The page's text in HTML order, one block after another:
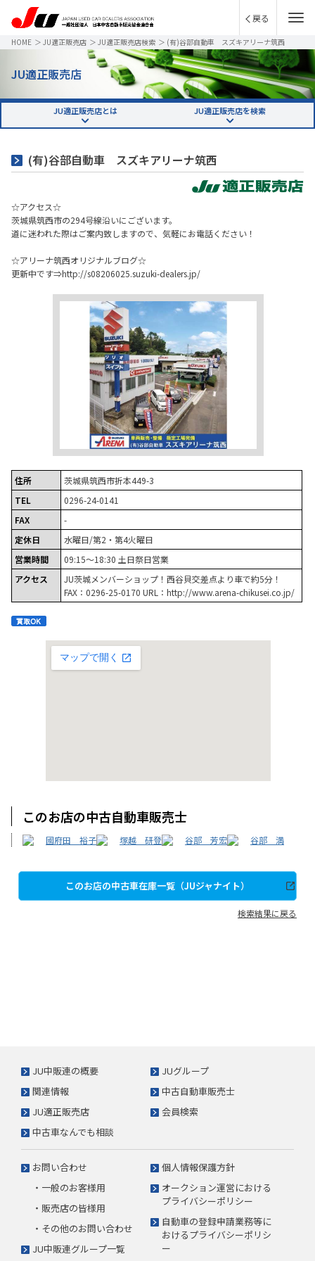
戻る
HOME ＞ JU適正販売店 ＞ JU適正販売店検索 ＞ (有)谷部自動車 スズキアリーナ筑西
JU適正販売店
JU適正販売店とは JU適正販売店を検索
(有)谷部自動車 スズキアリーナ筑西
☆アクセス☆
茨城県筑西市の294号線沿いにございます。
道に迷われた際はご案内致しますので、気軽にお電話ください！
☆アリーナ筑西オリジナルブログ☆
更新中です⇒http://s08206025.suzuki-dealers.jp/
住所
茨城県筑西市折本449-3
TEL
0296-24-0141
FAX
-
定休日
水曜日/第2・第4火曜日
営業時間
09:15～18:30 土日祭日営業
アクセス
JU茨城メンバーショップ！西谷貝交差点より車で約5分！
FAX：0296-25-0170 URL：http://www.arena-chikusei.co.jp/
このお店の中古自動車販売士
國府田 裕子 塚越 研登 谷部 芳宏 谷部 満
このお店の中古車在庫一覧（JUジャナイト）
検索結果に戻る
JU中販連の概要
JUグループ
関連情報
中古自動車販売士
JU適正販売店
会員検索
中古車なんでも相談
お問い合わせ
・一般のお客様用
・販売店の皆様用
・その他のお問い合わせ
JU中販連グループ一覧
個人情報保護方針
オークション運営における
プライバシーポリシー
自動車の登録申請業務等に
おけるプライバシーポリシ
ー